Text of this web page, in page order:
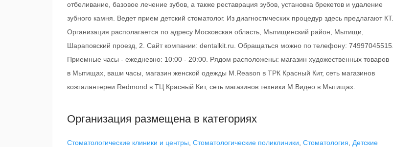
отбеливание, базовое лечение зубов, а также реставрация зубов, установка брекетов и удаление
зубного камня. Ведет прием детский стоматолог. Из диагностических процедур здесь предлагают КТ.
Организация располагается по адресу Московская область, Мытищинский район, Мытищи,
Шараповский проезд, 2. Сайт компании: dentalkit.ru. Обращаться можно по телефону: 74997045515.
Приемные часы - ежедневно: 10:00 - 20:00. Рядом расположены: магазин художественных товаров
в Мытищах, ваши часы, магазин женской одежды M.Reason в ТРК Красный Кит, сеть магазинов
кожгалантереи Redmond в ТЦ Красный Кит, сеть магазинов техники М.Видео в Мытищах.
Организация размещена в категориях
Стоматологические клиники и центры Стоматологические поликлиники Стоматология
Детские